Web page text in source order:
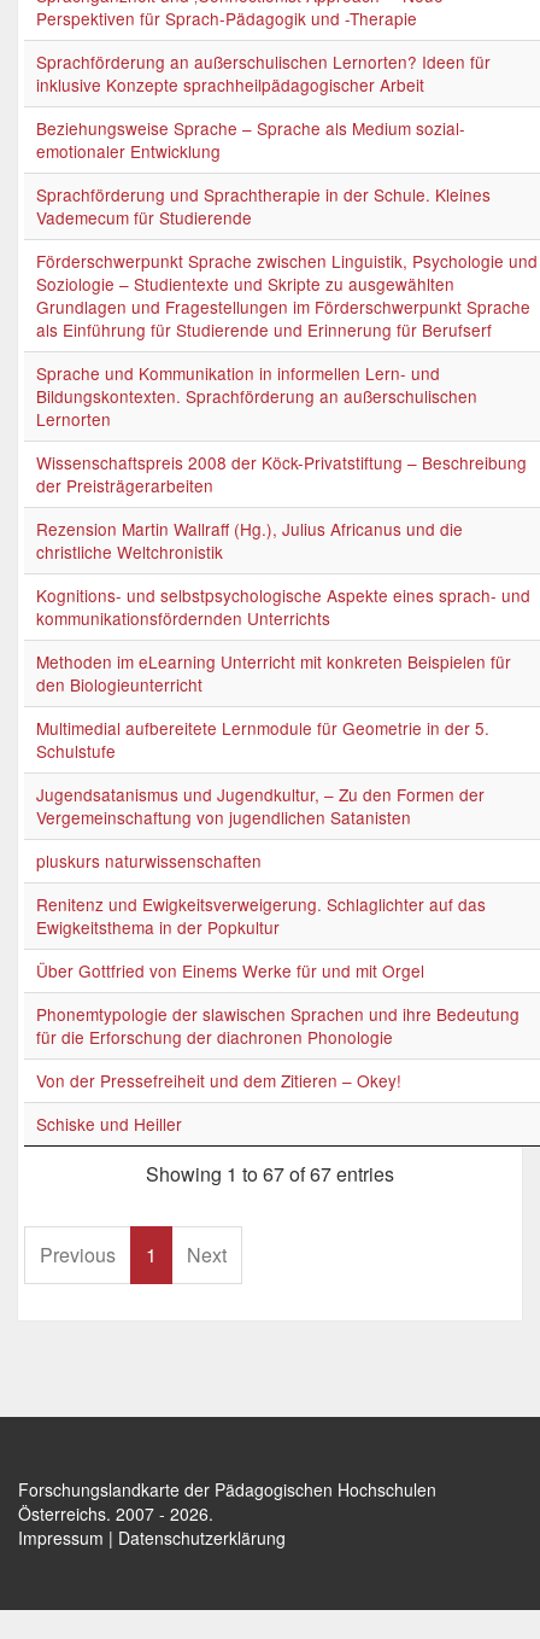
Perspektiven für Sprach-Pädagogik und -Therapie
Sprachförderung an außerschulischen Lernorten? Ideen für
inklusive Konzepte sprachheilpädagogischer Arbeit
Beziehungsweise Sprache – Sprache als Medium sozial-
emotionaler Entwicklung
Sprachförderung und Sprachtherapie in der Schule. Kleines
Vademecum für Studierende
Förderschwerpunkt Sprache zwischen Linguistik, Psychologie und
Soziologie – Studientexte und Skripte zu ausgewählten
Grundlagen und Fragestellungen im Förderschwerpunkt Sprache
als Einführung für Studierende und Erinnerung für Berufserf
Sprache und Kommunikation in informellen Lern- und
Bildungskontexten. Sprachförderung an außerschulischen
Lernorten
Wissenschaftspreis 2008 der Köck-Privatstiftung – Beschreibung
der Preisträgerarbeiten
Rezension Martin Wallraff (Hg.), Julius Africanus und die
christliche Weltchronistik
Kognitions- und selbstpsychologische Aspekte eines sprach- und
kommunikationsfördernden Unterrichts
Methoden im eLearning Unterricht mit konkreten Beispielen für
den Biologieunterricht
Multimedial aufbereitete Lernmodule für Geometrie in der 5.
Schulstufe
Jugendsatanismus und Jugendkultur, – Zu den Formen der
Vergemeinschaftung von jugendlichen Satanisten
pluskurs naturwissenschaften
Renitenz und Ewigkeitsverweigerung. Schlaglichter auf das
Ewigkeitsthema in der Popkultur
Über Gottfried von Einems Werke für und mit Orgel
Phonemtypologie der slawischen Sprachen und ihre Bedeutung
für die Erforschung der diachronen Phonologie
Von der Pressefreiheit und dem Zitieren – Okey!
Schiske und Heiller
Showing 1 to 67 of 67 entries
Previous 1 Next
Forschungslandkarte der Pädagogischen Hochschulen
Österreichs. 2007 - 2026.
Impressum | Datenschutzerklärung